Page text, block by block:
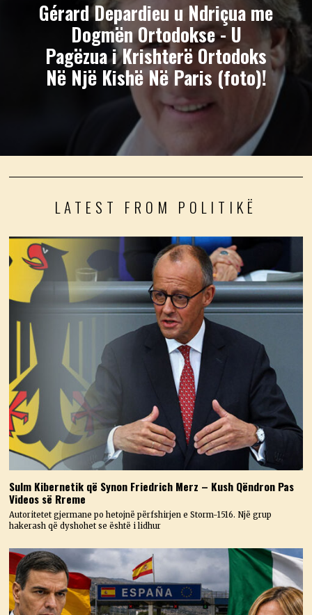
Gérard Depardieu u Ndriçua me
Dogmën Ortodokse - U
Pagëzua i Krishterë Ortodoks
Në Një Kishë Në Paris (foto)!
LATEST FROM POLITIKË
Sulm Kibernetik që Synon Friedrich Merz – Kush Qëndron Pas
Videos së Rreme
Autoritetet gjermane po hetojnë përfshirjen e Storm-1516. Një grup
hakerash që dyshohet se është i lidhur